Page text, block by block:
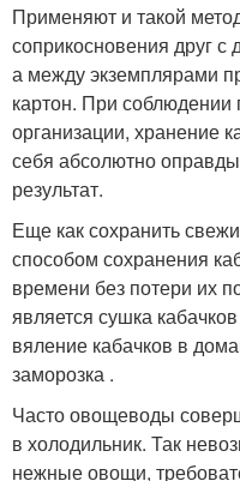
Применяют и такой
соприкосновения друг
а между экземплярами
картон. При соблюдении
организации, хранение
себя абсолютно
результат.
Еще как сохранить
способом сохранения
времени без потери их
является сушка
вяление кабачков в
заморозка .
Часто овощеводы
в холодильник. Так
нежные овощи,